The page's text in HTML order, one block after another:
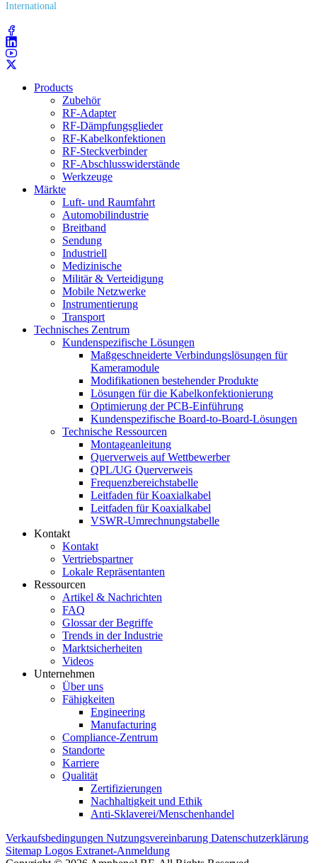
International
Products
Zubehör
RF-Adapter
RF-Dämpfungsglieder
RF-Kabelkonfektionen
RF-Steckverbinder
RF-Abschlusswiderstände
Werkzeuge
Märkte
Luft- und Raumfahrt
Automobilindustrie
Breitband
Sendung
Industriell
Medizinische
Militär & Verteidigung
Mobile Netzwerke
Instrumentierung
Transport
Technisches Zentrum
Kundenspezifische Lösungen
Maßgeschneiderte Verbindungslösungen für
Kameramodule
Modifikationen bestehender Produkte
Lösungen für die Kabelkonfektionierung
Optimierung der PCB-Einführung
Kundenspezifische Board-to-Board-Lösungen
Technische Ressourcen
Montageanleitung
Querverweis auf Wettbewerber
QPL/UG Querverweis
Frequenzbereichstabelle
Leitfaden für Koaxialkabel
Leitfaden für Koaxialkabel
VSWR-Umrechnungstabelle
Kontakt
Kontakt
Vertriebspartner
Lokale Repräsentanten
Ressourcen
Artikel & Nachrichten
FAQ
Glossar der Begriffe
Trends in der Industrie
Marktsicherheiten
Videos
Unternehmen
Über uns
Fähigkeiten
Engineering
Manufacturing
Compliance-Zentrum
Standorte
Karriere
Qualität
Zertifizierungen
Nachhaltigkeit und Ethik
Anti-Sklaverei/Menschenhandel
Verkaufsbedingungen Nutzungsvereinbarung Datenschutzerklärung
Sitemap Logos Extranet-Anmeldung